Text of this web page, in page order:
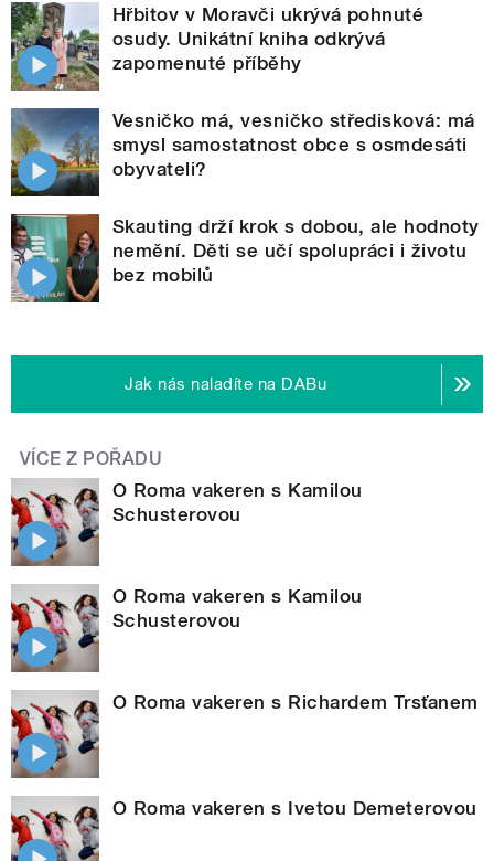
Hřbitov v Moravči ukrývá pohnuté
osudy. Unikátní kniha odkrývá
zapomenuté příběhy
Vesničko má, vesničko středisková: má
smysl samostatnost obce s osmdesáti
obyvateli?
Skauting drží krok s dobou, ale hodnoty
nemění. Děti se učí spolupráci i životu
bez mobilů
Jak nás naladíte na DABu
VÍCE Z POŘADU
O Roma vakeren s Kamilou
Schusterovou
O Roma vakeren s Kamilou
Schusterovou
O Roma vakeren s Richardem Trsťanem
O Roma vakeren s Ivetou Demeterovou